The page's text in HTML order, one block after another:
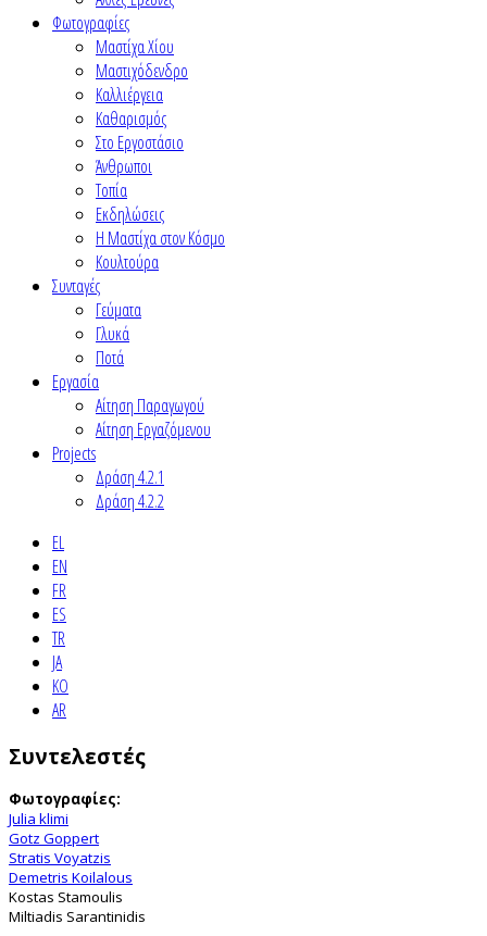
Φωτογραφίες
Μαστίχα Χίου
Μαστιχόδενδρο
Καλλιέργεια
Καθαρισμός
Στο Εργοστάσιο
Άνθρωποι
Τοπία
Εκδηλώσεις
Η Μαστίχα στον Κόσμο
Κουλτούρα
Συνταγές
Γεύματα
Γλυκά
Ποτά
Εργασία
Αίτηση Παραγωγού
Αίτηση Εργαζόμενου
Projects
Δράση 4.2.1
Δράση 4.2.2
EL
EN
FR
ES
TR
JA
KO
AR
Συντελεστές
Φωτογραφίες:
Julia klimi
Gotz Goppert
Stratis Voyatzis
Demetris Koilalous
Kostas Stamoulis
Miltiadis Sarantinidis